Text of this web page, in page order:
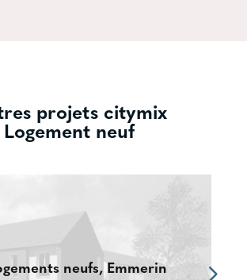
projets citymix
Logement neuf
neufs, Emmerin